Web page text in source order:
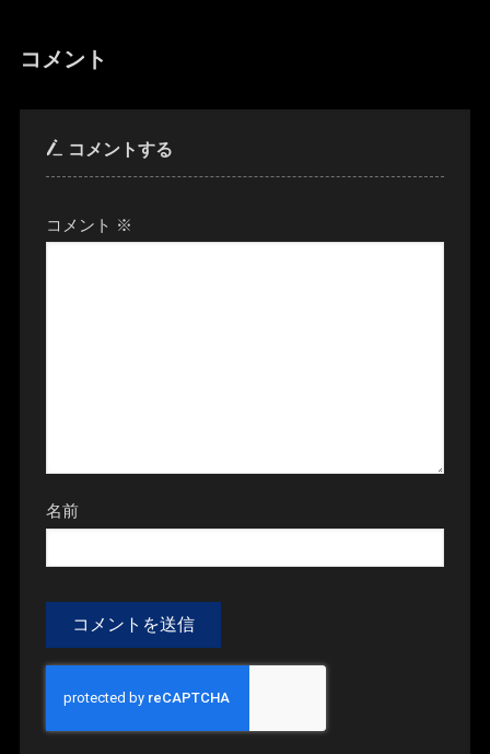
コメント
コメントする
コメント ※
名前